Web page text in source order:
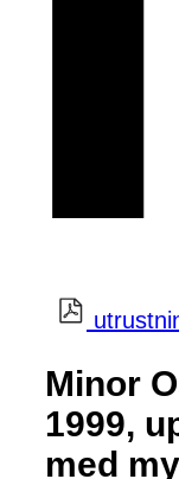
Minor
1999,
med